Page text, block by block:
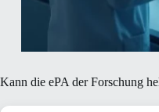
Kann die ePA der Forschung